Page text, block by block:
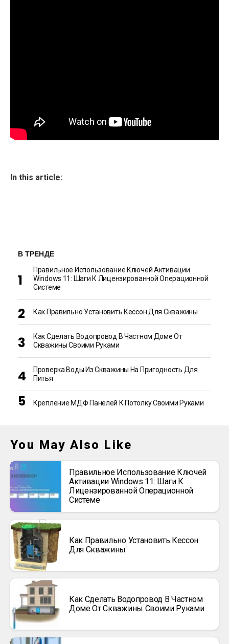
In this article:
В ТРЕНДЕ
Правильное Использование Ключей Активации
Windows 11: Шаги К Лицензированной Операционной
Системе
Как Правильно Установить Кессон Для Скважины
Как Сделать Водопровод В Частном Доме От
Скважины Своими Руками
Проверка Воды Из Скважины На Пригодность Для
Питья
Крепление МДФ Панелей К Потолку Своими Руками
You May Also Like
Правильное Использование Ключей
Активации Windows 11: Шаги К
Лицензированной Операционной
Системе
Как Правильно Установить Кессон
Для Скважины
Как Сделать Водопровод В Частном
Доме От Скважины Своими Руками